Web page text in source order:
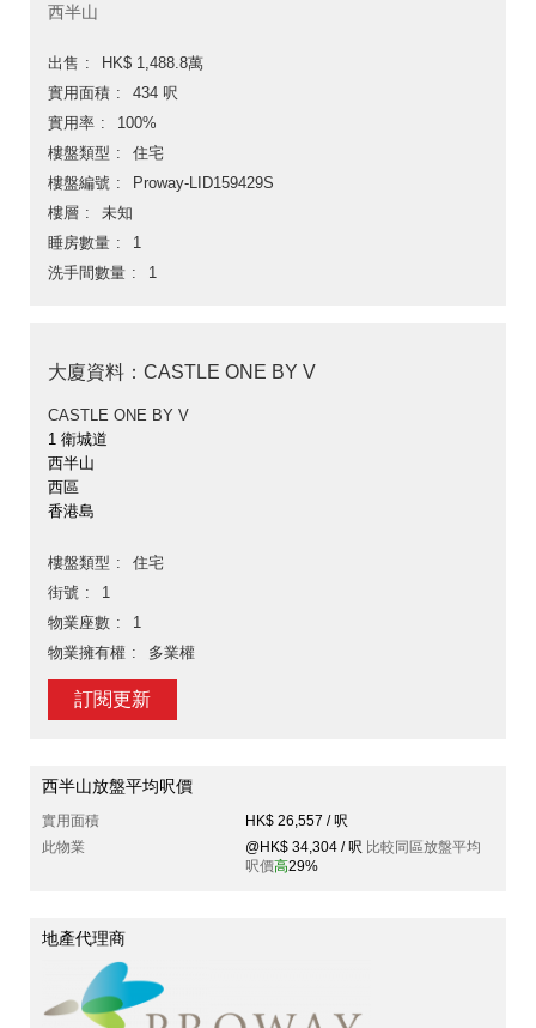
西半山
出售
HK$ 1,488.8萬
實用面積
434 呎
實用率
100%
樓盤類型
住宅
樓盤編號
Proway-LID159429S
樓層
未知
睡房數量
1
洗手間數量
1
大廈資料：CASTLE ONE BY V
CASTLE ONE BY V
1 衛城道
西半山
西區
香港島
樓盤類型
住宅
街號
1
物業座數
1
物業擁有權
多業權
訂閱更新
西半山放盤平均呎價
實用面積
HK$ 26,557 / 呎
此物業
@HK$ 34,304 / 呎 比較同區放盤平均
呎價高29%
地產代理商